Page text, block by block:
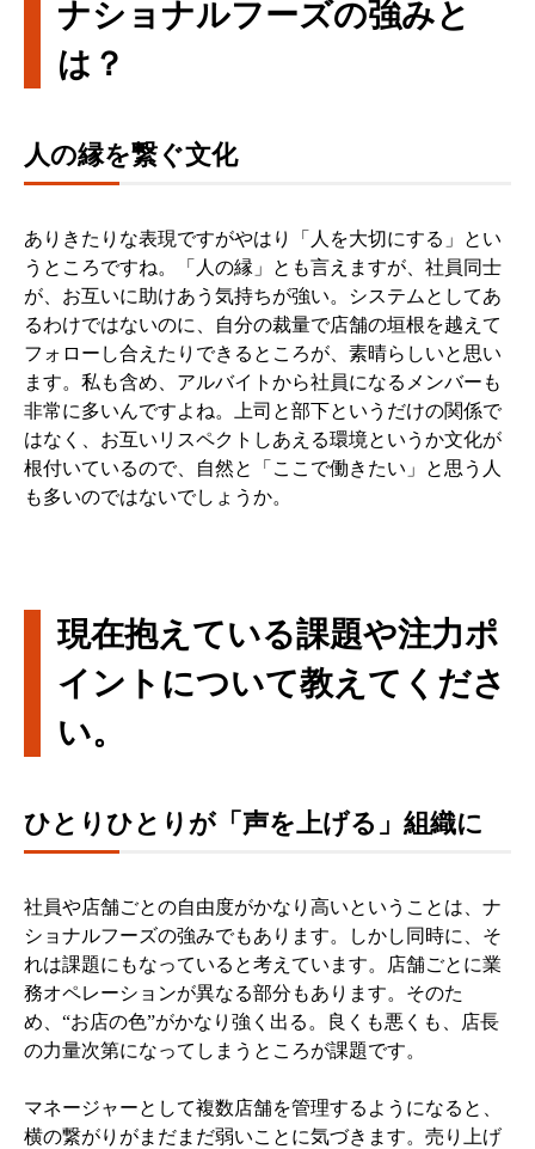
ナショナルフーズの強みと
は？
人の縁を繋ぐ文化
ありきたりな表現ですがやはり「人を大切にする」とい
うところですね。「人の縁」とも言えますが、社員同士
が、お互いに助けあう気持ちが強い。システムとしてあ
るわけではないのに、自分の裁量で店舗の垣根を越えて
フォローし合えたりできるところが、素晴らしいと思い
ます。私も含め、アルバイトから社員になるメンバーも
非常に多いんですよね。上司と部下というだけの関係で
はなく、お互いリスペクトしあえる環境というか文化が
根付いているので、自然と「ここで働きたい」と思う人
も多いのではないでしょうか。
現在抱えている課題や注力ポ
イントについて教えてくださ
い。
ひとりひとりが「声を上げる」組織に
社員や店舗ごとの自由度がかなり高いということは、ナ
ショナルフーズの強みでもあります。しかし同時に、そ
れは課題にもなっていると考えています。店舗ごとに業
務オペレーションが異なる部分もあります。そのた
め、“お店の色”がかなり強く出る。良くも悪くも、店長
の力量次第になってしまうところが課題です。
マネージャーとして複数店舗を管理するようになると、
横の繋がりがまだまだ弱いことに気づきます。売り上げ